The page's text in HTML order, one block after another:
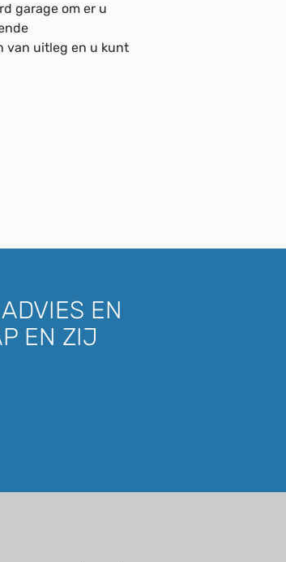
garage om er u
van uitleg en u kunt
EN
EN ZIJ